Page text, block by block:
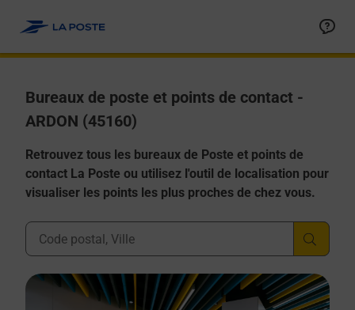
Bureaux de poste et points de contact -
ARDON (45160)
Retrouvez tous les bureaux de Poste et points de
contact La Poste ou utilisez l'outil de localisation pour
visualiser les points les plus proches de chez vous.
Ville, Département, Code Postal